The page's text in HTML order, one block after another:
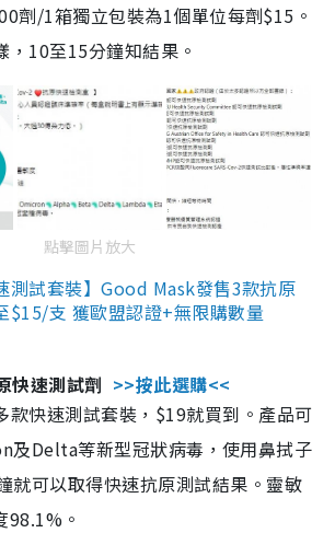
劑/1箱獨立包裝為1個單位每劑$15。
，10至15分鐘知結果。
點擊圖片放大
測試套裝】Good Mask發售3款抗原
$15/支 獲歐盟認證+無限購數量
快速測試劑 >>按此選購<<
款快速測試套裝，$19就買到。產品可
及Delta等新型冠狀病毒，使用鼻拭子
就可以取得快速抗原測試結果。靈敏
98.1%。